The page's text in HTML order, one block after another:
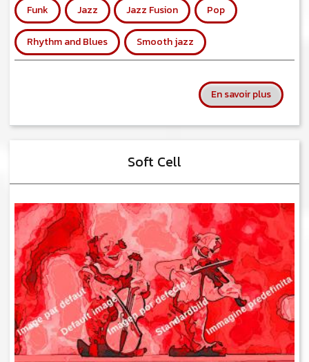
Funk
Jazz Jazz Fusion Pop
Rhythm and Blues Smooth jazz
En savoir plussur
Soft Cell